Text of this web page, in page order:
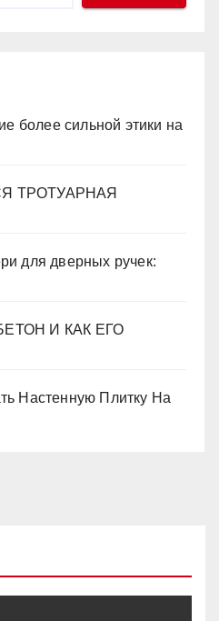
более сильной этики на
ТРОТУАРНАЯ
для дверных ручек:
И КАК ЕГО
Настенную Плитку На